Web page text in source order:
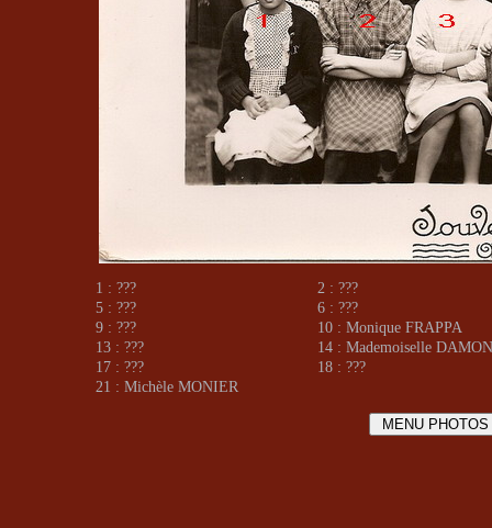
1 : ???
2 : ???
5 : ???
6 : ???
9 : ???
10 : Monique FRAPPA
13 : ???
14 : Mademoiselle DAMON
17 : ???
18 : ???
21 : Michèle MONIER